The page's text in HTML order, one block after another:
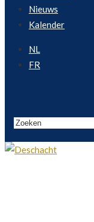
Nieuws
Kalender
NL
FR